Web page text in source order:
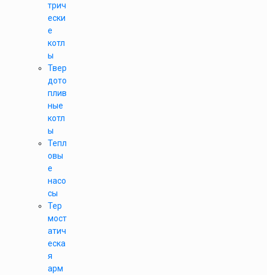
трич
ески
е
котл
ы
Твер
дото
плив
ные
котл
ы
Тепл
овы
е
насо
сы
Тер
мост
атич
еска
я
арм